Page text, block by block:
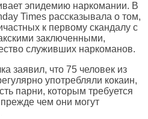
эпидемию наркомании. В
Times рассказывала о том,
к первому скандалу с
заключенными,
служивших наркоманов.
заявил, что 75 человек из
употребляли кокаин,
парни, которым требуется
чем они могут